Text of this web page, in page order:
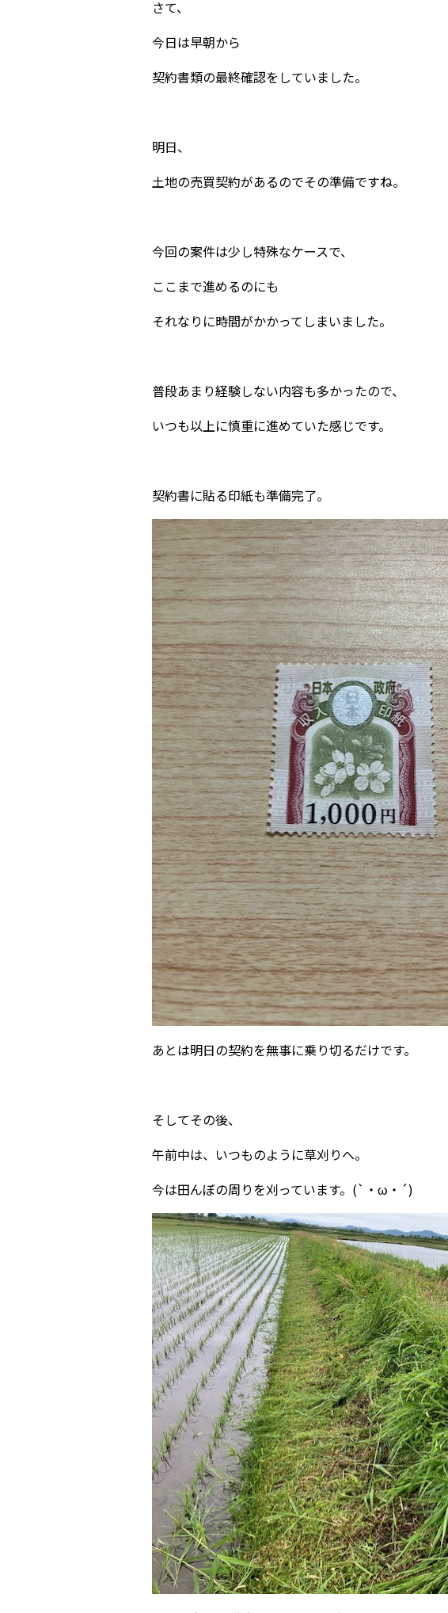
さて、
今日は早朝から
契約書類の最終確認をしていました。
明日、
土地の売買契約があるのでその準備ですね。
今回の案件は少し特殊なケースで、
ここまで進めるのにも
それなりに時間がかかってしまいました。
普段あまり経験しない内容も多かったので、
いつも以上に慎重に進めていた感じです。
契約書に貼る印紙も準備完了。
あとは明日の契約を無事に乗り切るだけです。
そしてその後、
午前中は、いつものように草刈りへ。
今は田んぼの周りを刈っています。(`・ω・´)